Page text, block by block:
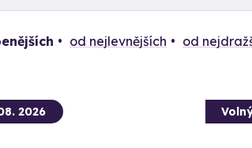
od nejlevnějších od
2026